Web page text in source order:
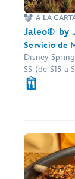
A LA
Jaleo® by
Servicio de
Disney
$$ (de $15 a